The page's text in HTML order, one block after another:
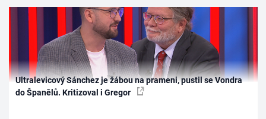
Ultralevicový Sánchez je žábou na prameni, pustil se Vondra
do Španělů. Kritizoval i Gregor